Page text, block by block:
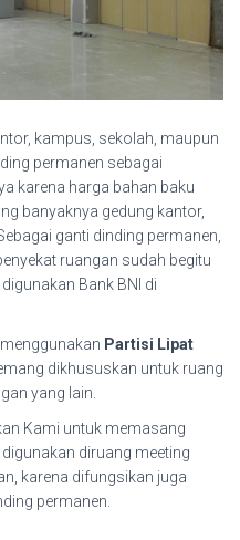
kampus, sekolah, maupun
permanen sebagai
karena harga bahan baku
banyaknya gedung kantor,
ganti dinding permanen,
ruangan sudah begitu
Bank BNI di
menggunakan Partisi Lipat
dikhususkan untuk ruang
yang lain.
Kami untuk memasang
digunakan diruang meeting
karena difungsikan juga
permanen.